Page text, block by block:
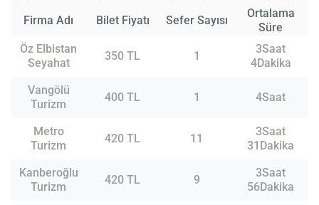
Firma Adı Bilet Fiyatı Sefer Sayısı
Ortalama
Süre
Öz Elbistan
Seyahat
350 TL 1
3Saat
4Dakika
Vangölü
Turizm
400 TL 1 4Saat
Metro
Turizm
420 TL 11
3Saat
31Dakika
Kanberoğlu
Turizm
420 TL 9
3Saat
56Dakika